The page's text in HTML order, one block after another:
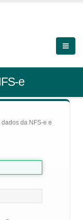
e
da NFS-e e